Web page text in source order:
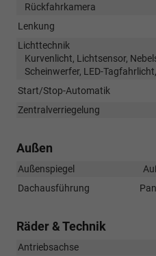
Rückfahrkamera
Lenkung
Lichttechnik
Kurvenlicht, Lichtsensor,
Scheinwerfer, LED-
Start/Stop-Automatik
Zentralverriegelung
Außen
Außenspiegel
Dachausführung
Räder & Technik
Antriebsachse